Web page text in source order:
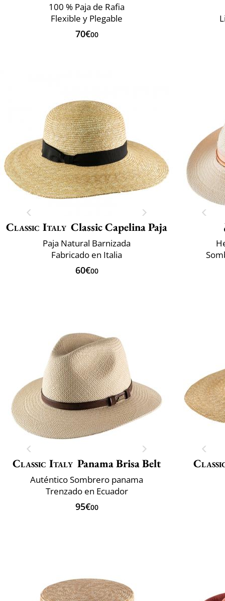
100 % Paja de Rafia
Flexible y Plegable
70€00
Classic Italy Classic Capelina Paja
Paja Natural Barnizada
Fabricado en Italia
60€00
Classic Italy Panama Brisa Belt
Auténtico Sombrero panama
Trenzado en Ecuador
95€00